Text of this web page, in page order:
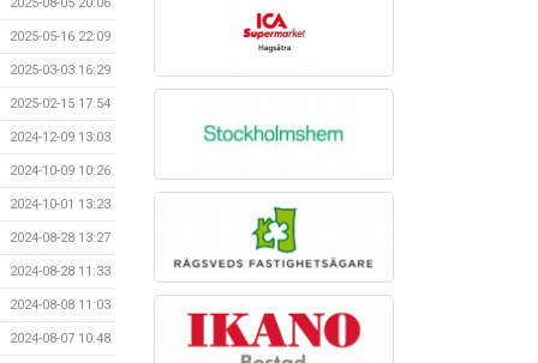
2025-05-16 22:09
2025-03-03 16:29
2025-02-15 17:54
2024-12-09 13:03
2024-10-09 10:26
2024-10-01 13:23
2024-08-28 13:27
2024-08-28 11:33
2024-08-08 11:03
2024-08-07 10:48